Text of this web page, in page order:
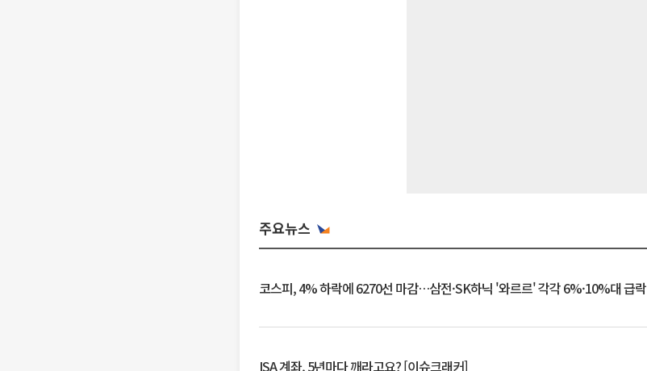
주요뉴스
코스피, 4% 하락에 6270선 마감…삼전·SK하닉 '와르르' 각각 6%·10%대 급락
ISA 계좌, 5년마다 깨라고요? [이슈크래커]